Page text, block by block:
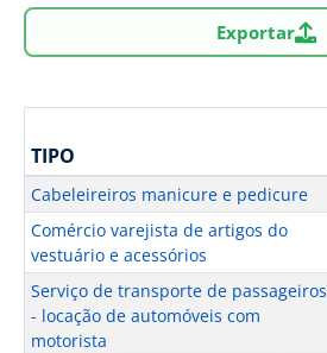
Exportar
TIPO
Cabeleireiros manicure e pedicure
Comércio varejista de artigos do
vestuário e acessórios
Serviço de transporte de passageiros
- locação de automóveis com
motorista